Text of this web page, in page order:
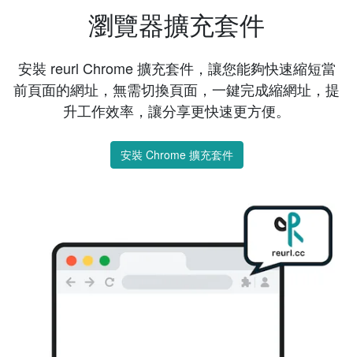
瀏覽器擴充套件
安裝 reurl Chrome 擴充套件，讓您能夠快速縮短當
前頁面的網址，無需切換頁面，一鍵完成縮網址，提
升工作效率，讓分享更快速更方便。
安裝 Chrome 擴充套件